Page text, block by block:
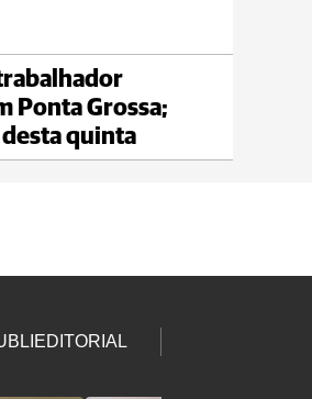
Ponta Grossa;
desta quinta